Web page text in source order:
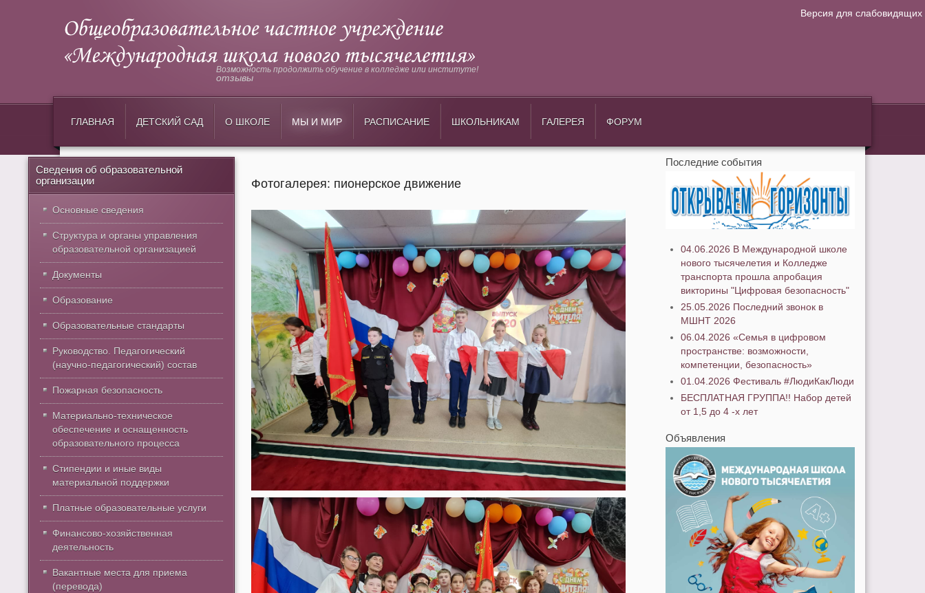
Версия для слабовидящих
Возможность продолжить обучение в колледже или институте!
отзывы
ГЛАВНАЯ ДЕТСКИЙ САД О ШКОЛЕ МЫ И МИР РАСПИСАНИЕ ШКОЛЬНИКАМ ГАЛЕРЕЯ ФОРУМ
Фотогалерея: пионерское движение
Сведения об образовательной
организации
Основные сведения
Структура и органы управления
образовательной организацией
Документы
Образование
Образовательные стандарты
Руководство. Педагогический
(научно-педагогический) состав
Пожарная безопасность
Материально-техническое
обеспечение и оснащенность
образовательного процесса
Стипендии и иные виды
материальной поддержки
Платные образовательные услуги
Финансово-хозяйственная
деятельность
Вакантные места для приема
(перевода)
Последние события
04.06.2026 В Международной школе
нового тысячелетия и Колледже
транспорта прошла апробация
викторины "Цифровая безопасность"
25.05.2026 Последний звонок в
МШНТ 2026
06.04.2026 «Семья в цифровом
пространстве: возможности,
компетенции, безопасность»
01.04.2026 Фестиваль #ЛюдиКакЛюди
БЕСПЛАТНАЯ ГРУППА!! Набор детей
от 1,5 до 4 -х лет
Объявления